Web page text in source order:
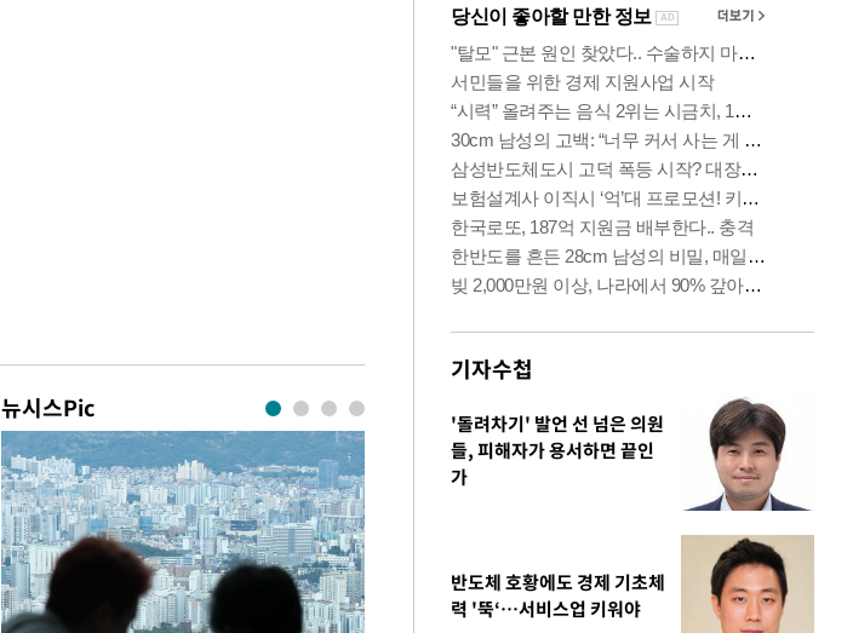
뉴시스Pic
기자수첩
'돌려차기' 발언 선 넘은 의원
들, 피해자가 용서하면 끝인
가
반도체 호황에도 경제 기초체
력 '뚝‘…서비스업 키워야